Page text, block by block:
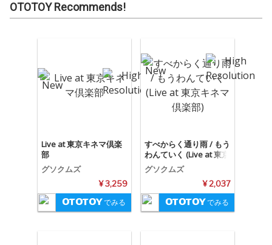
OTOTOY Recommends!
Live at 東京キネマ倶楽
部
グソクムズ
¥ 3,259
でみる
すべからく通り雨 / もう
わんていく (Live at 東京
キネマ倶楽部)
グソクムズ
¥ 2,037
でみる